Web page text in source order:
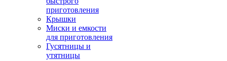
приготовления
Крышки
Миски и емкости
для приготовления
Гусятницы и
утятницы